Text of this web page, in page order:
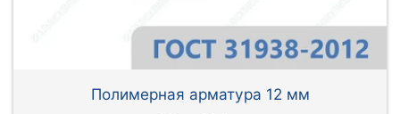
Полимерная арматура 12 мм